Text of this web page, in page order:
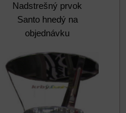
Nadstrešný prvok
Santo hnedý na
objednávku